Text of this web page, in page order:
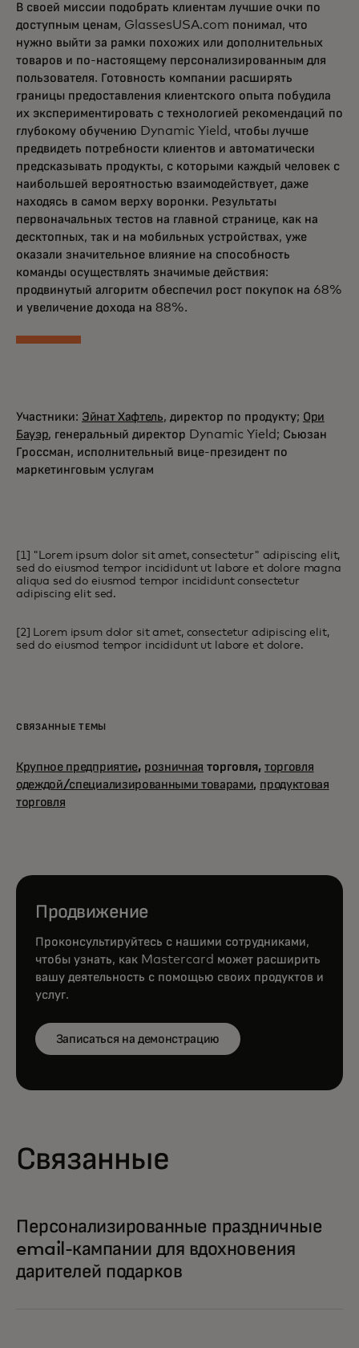
В своей миссии подобрать клиентам лучшие очки по
доступным ценам, GlassesUSA.com понимал, что
нужно выйти за рамки похожих или дополнительных
товаров и по-настоящему персонализированным для
пользователя. Готовность компании расширять
границы предоставления клиентского опыта побудила
их экспериментировать с технологией рекомендаций по
глубокому обучению Dynamic Yield, чтобы лучше
предвидеть потребности клиентов и автоматически
предсказывать продукты, с которыми каждый человек с
наибольшей вероятностью взаимодействует, даже
находясь в самом верху воронки. Результаты
первоначальных тестов на главной странице, как на
десктопных, так и на мобильных устройствах, уже
оказали значительное влияние на способность
команды осуществлять значимые действия:
продвинутый алгоритм обеспечил рост покупок на 68%
и увеличение дохода на 88%.
Участники: Эйнат Хафтель, директор по продукту; Ори
Бауэр, генеральный директор Dynamic Yield; Сьюзан
Гроссман, исполнительный вице-президент по
маркетинговым услугам
[1] "Lorem ipsum dolor sit amet, consectetur" adipiscing elit,
sed do eiusmod tempor incididunt ut labore et dolore magna
aliqua sed do eiusmod tempor incididunt consectetur
adipiscing elit sed.
[2] Lorem ipsum dolor sit amet, consectetur adipiscing elit,
sed do eiusmod tempor incididunt ut labore et dolore.
СВЯЗАННЫЕ ТЕМЫ
Крупное предприятие, розничная торговля,торговля
одеждой/специализированными товарами, продуктовая
торговля
Продвижение
Проконсультируйтесь с нашими сотрудниками,
чтобы узнать, как Mastercard может расширить
вашу деятельность с помощью своих продуктов и
услуг.
Записаться на демонстрацию
Связанные
Персонализированные праздничные
email-кампании для вдохновения
дарителей подарков